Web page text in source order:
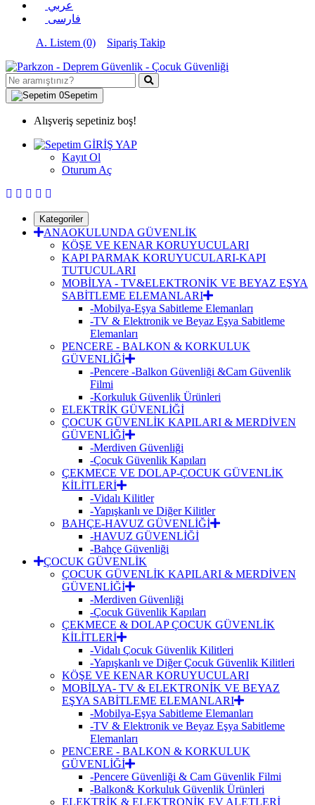
عربي
فارسی
A. Listem (0)
Sipariş Takip
0Sepetim
Alışveriş sepetiniz boş!
GİRİŞ YAP
Kayıt Ol
Oturum Aç
Kategoriler
ANAOKULUNDA GÜVENLİK
KÖŞE VE KENAR KORUYUCULARI
KAPI PARMAK KORUYUCULARI-KAPI
TUTUCULARI
MOBİLYA - TV&ELEKTRONİK VE BEYAZ EŞYA
SABİTLEME ELEMANLARI
-Mobilya-Eşya Sabitleme Elemanları
-TV & Elektronik ve Beyaz Eşya Sabitleme
Elemanları
PENCERE - BALKON & KORKULUK
GÜVENLİĞİ
-Pencere -Balkon Güvenliği &Cam Güvenlik
Filmi
-Korkuluk Güvenlik Ürünleri
ELEKTRİK GÜVENLİĞİ
ÇOCUK GÜVENLİK KAPILARI & MERDİVEN
GÜVENLİĞİ
-Merdiven Güvenliği
-Çocuk Güvenlik Kapıları
ÇEKMECE VE DOLAP-ÇOCUK GÜVENLİK
KİLİTLERİ
-Vidalı Kilitler
-Yapışkanlı ve Diğer Kilitler
BAHÇE-HAVUZ GÜVENLİĞİ
-HAVUZ GÜVENLİĞİ
-Bahçe Güvenliği
ÇOCUK GÜVENLİK
ÇOCUK GÜVENLİK KAPILARI & MERDİVEN
GÜVENLİĞİ
-Merdiven Güvenliği
-Çocuk Güvenlik Kapıları
ÇEKMECE & DOLAP ÇOCUK GÜVENLİK
KİLİTLERİ
-Vidalı Çocuk Güvenlik Kilitleri
-Yapışkanlı ve Diğer Çocuk Güvenlik Kilitleri
KÖŞE VE KENAR KORUYUCULARI
MOBİLYA- TV & ELEKTRONİK VE BEYAZ
EŞYA SABİTLEME ELEMANLARI
-Mobilya-Eşya Sabitleme Elemanları
-TV & Elektronik ve Beyaz Eşya Sabitleme
Elemanları
PENCERE - BALKON & KORKULUK
GÜVENLİĞİ
-Pencere Güvenliği & Cam Güvenlik Filmi
-Balkon& Korkuluk Güvenlik Ürünleri
ELEKTRİK & ELEKTRONİK EV ALETLERİ